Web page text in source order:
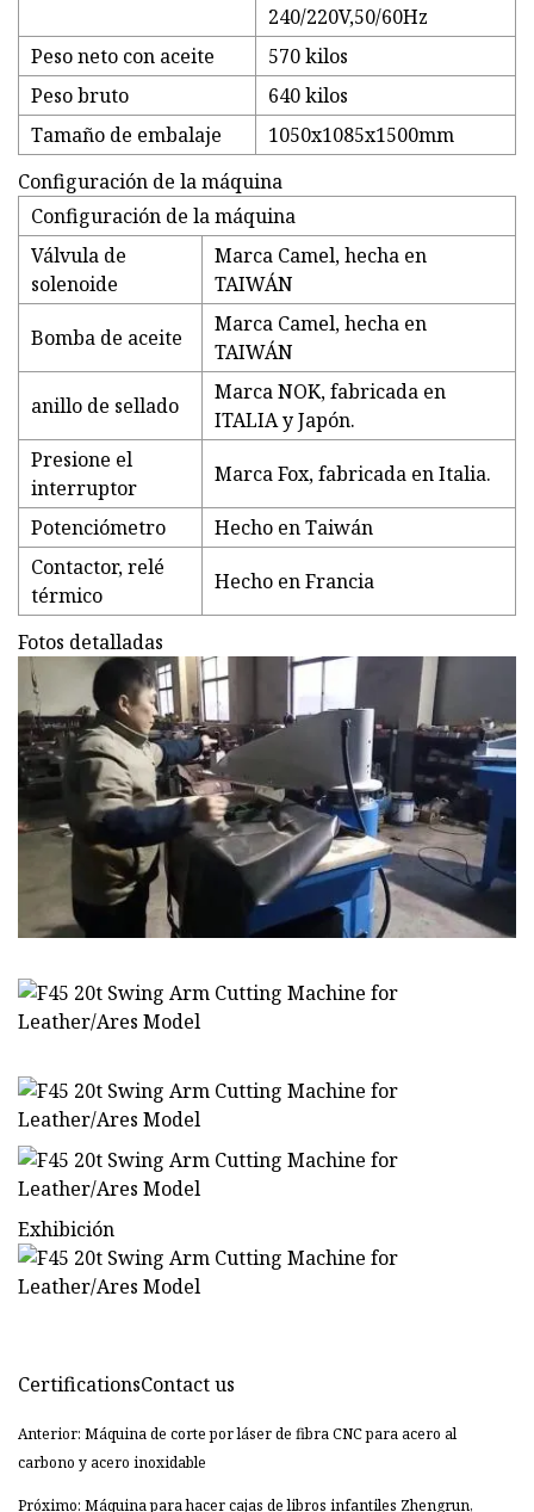
240/220V,50/60Hz
Peso neto con aceite
570 kilos
Peso bruto
640 kilos
Tamaño de embalaje
1050x1085x1500mm
Configuración de la máquina
Configuración de la máquina
Válvula de
solenoide
Marca Camel, hecha en
TAIWÁN
Bomba de aceite
Marca Camel, hecha en
TAIWÁN
anillo de sellado
Marca NOK, fabricada en
ITALIA y Japón.
Presione el
interruptor
Marca Fox, fabricada en Italia.
Potenciómetro
Hecho en Taiwán
Contactor, relé
térmico
Hecho en Francia
Fotos detalladas
Exhibición
CertificationsContact us
Anterior: Máquina de corte por láser de fibra CNC para acero al
carbono y acero inoxidable
Próximo: Máquina para hacer cajas de libros infantiles Zhengrun,